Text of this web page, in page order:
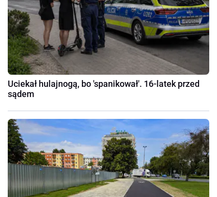
Uciekał hulajnogą, bo 'spanikował'. 16-latek przed
sądem